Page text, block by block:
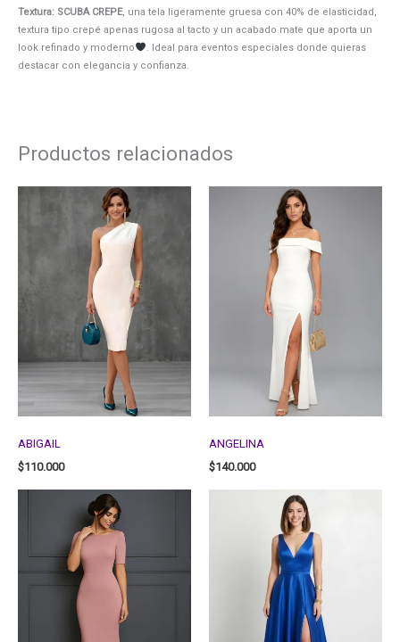
Textura: SCUBA CREPE, una tela ligeramente gruesa con 40% de elasticidad,
textura tipo crepé apenas rugosa al tacto y un acabado mate que aporta un
look refinado y moderno
. Ideal para eventos especiales donde quieras
destacar con elegancia y confianza.
Productos relacionados
ABIGAIL
$110.000
ANGELINA
$140.000